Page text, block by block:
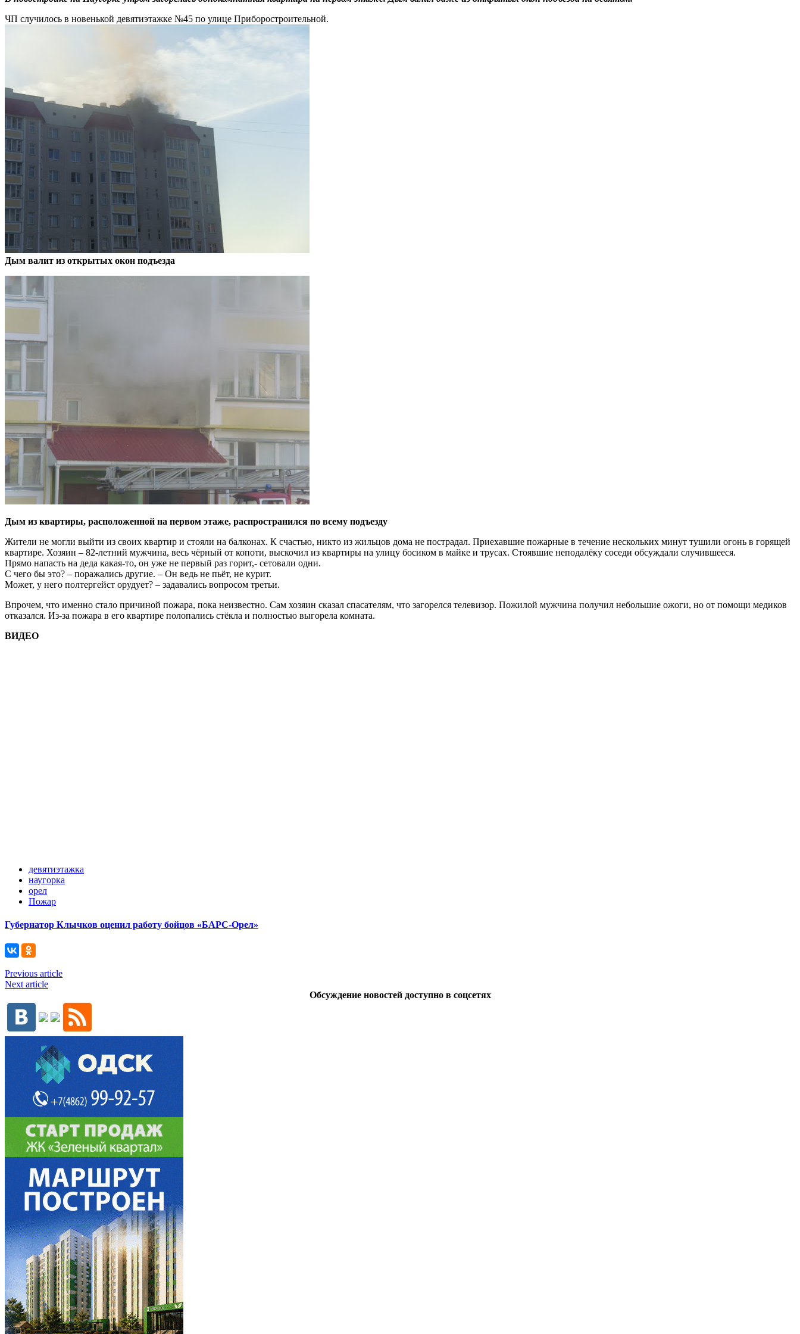
ЧП случилось в новенькой девятиэтажке №45 по улице Приборостроительной.
Дым валит из открытых окон подъезда
Дым из квартиры, расположенной на первом этаже, распространился по всему подъезду
Жители не могли выйти из своих квартир и стояли на балконах. К счастью, никто из жильцов дома не пострадал. Приехавшие пожарные в течение нескольких минут тушили огонь в горящей
квартире. Хозяин – 82-летний мужчина, весь чёрный от копоти, выскочил из квартиры на улицу босиком в майке и трусах. Стоявшие неподалёку соседи обсуждали случившееся.
Прямо напасть на деда какая-то, он уже не первый раз горит,- сетовали одни.
С чего бы это? – поражались другие. – Он ведь не пьёт, не курит.
Может, у него полтергейст орудует? – задавались вопросом третьи.
Впрочем, что именно стало причиной пожара, пока неизвестно. Сам хозяин сказал спасателям, что загорелся телевизор. Пожилой мужчина получил небольшие ожоги, но от помощи медиков
отказался. Из-за пожара в его квартире полопались стёкла и полностью выгорела комната.
ВИДЕО
девятиэтажка
наугорка
орел
Пожар
Губернатор Клычков оценил работу бойцов «БАРС-Орел»
Previous article
Next article
Обсуждение новостей доступно в соцсетях